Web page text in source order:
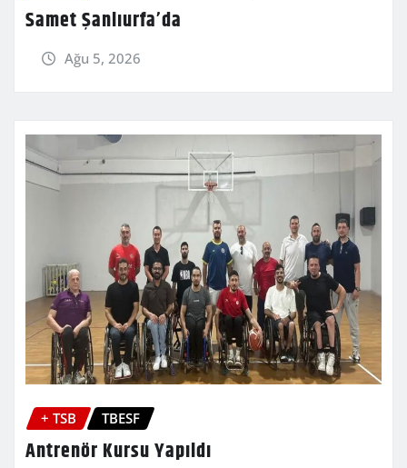
Samet Şanlıurfa’da
Ağu 5, 2026
+ TSB TBESF
Antrenör Kursu Yapıldı